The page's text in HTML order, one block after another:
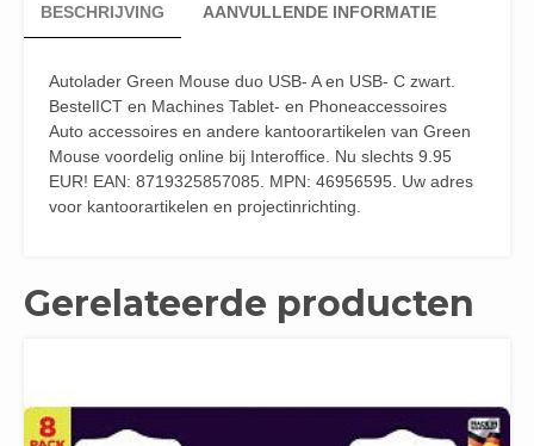
BESCHRIJVING AANVULLENDE INFORMATIE
Autolader Green Mouse duo USB- A en USB- C zwart.
BestelICT en Machines Tablet- en Phoneaccessoires
Auto accessoires en andere kantoorartikelen van Green
Mouse voordelig online bij Interoffice. Nu slechts 9.95
EUR! EAN: 8719325857085. MPN: 46956595. Uw adres
voor kantoorartikelen en projectinrichting.
Gerelateerde producten